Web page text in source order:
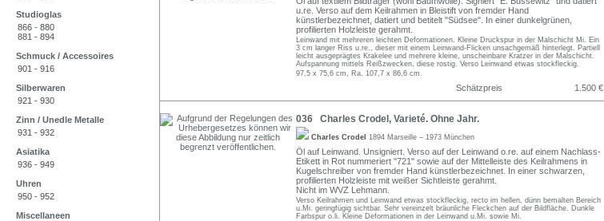
Studioglas
866 - 880
881 - 894
Schmuck / Accessoires
901 - 916
Silberwaren
921 - 930
Zinn / Unedle Metalle
931 - 932
Asiatika
936 - 949
Uhren
950 - 952
Miscellaneen
u.re. Verso auf dem Keilrahmen in Bleistift von fremder Hand
künstlerbezeichnet, datiert und betitelt "Südsee". In einer dunkelgrünen,
profilierten Holzleiste gerahmt.
Leinwand mit mehreren leichten Deformationen. Kleine Druckspur in der Malschicht Mi. Ein
3 cm langer Riss u.re., dieser mit einem Leinwand-Flicken unsachgemäß hinterlegt. Partiell
leicht ausgeprägtes Krakelee und mehrere kleine, unscheinbare Kratzer in der Malschicht.
Aufspannung mittels Reißzwecken, diese rostig. Verso Leinwand etwas stockfleckig.
97,5 x 75,6 cm, Ra. 107,7 x 86,6 cm.
Schätzpreis 1.500 €
036 Charles Crodel, Varieté. Ohne Jahr.
Charles Crodel 1894 Marseille – 1973 München
Öl auf Leinwand. Unsigniert. Verso auf der Leinwand o.re. auf einem Nachlass-
Etikett in Rot nummeriert "721" sowie auf der Mittelleiste des Keilrahmens in
Kugelschreiber von fremder Hand künstlerbezeichnet. In einer schwarzen,
profilierten Holzleiste mit weißer Sichtleiste gerahmt.
Nicht im WVZ Lehmann.
Verso Keilrahmen und Leinwand etwas stockfleckig, recto im hellen, dünn bemalten Bereich
u.Mi. geringfügig sichtbar. Sehr vereinzelt bräunliche Fleckchen auf der Bildfläche. Dunkle
Farbspur o.li. Kleine Deformationen in der Leinwand u.Mi. sowie Mi.